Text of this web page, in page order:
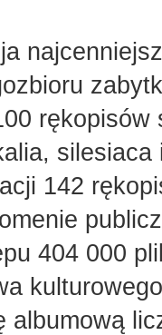
silesiaca
142
404 000
kulturowego
albumową